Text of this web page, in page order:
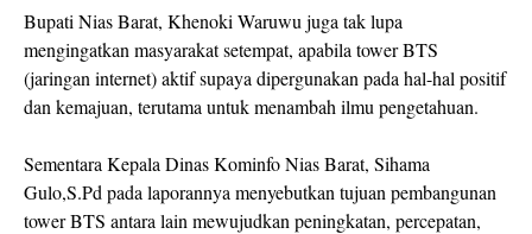
Bupati Nias Barat, Khenoki Waruwu juga tak lupa
mengingatkan masyarakat setempat, apabila tower BTS
(jaringan internet) aktif supaya dipergunakan pada hal-hal positif
dan kemajuan, terutama untuk menambah ilmu pengetahuan.
Sementara Kepala Dinas Kominfo Nias Barat, Sihama
Gulo,S.Pd pada laporannya menyebutkan tujuan pembangunan
tower BTS antara lain mewujudkan peningkatan, percepatan,